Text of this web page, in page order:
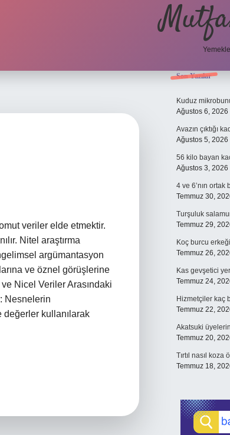
veriler elde etmektir.
Nitel araştırma
argümantasyon
ve öznel görüşlerine
Nicel Veriler Arasındaki
Nesnelerin
değerler kullanılarak
Son Yazılar
Kuduz
Ağustos 6, 2026
Avazın çıktığı
Ağustos 5, 2026
56 kilo bayan
Ağustos 3, 2026
4 ve 6’nın
Temmuz 30,
Turşuluk
Temmuz 29,
Koç burcu
Temmuz 26,
Kas gevşetici
Temmuz 24,
Hizmetçiler kaç
Temmuz 22,
Akatsuki
Temmuz 20,
Tırtıl nasıl koza
Temmuz 18,